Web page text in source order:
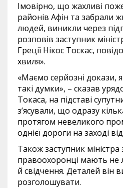
Імовірно, що жахливі
районів Афін та забрали
людей, виникли через
розповів заступник
Греції Нікос Тоскас,
хвиля».
«Маємо серйозні докази,
такі думки», – сказав
Токаса, на підставі
з’ясували, що одразу
протягом невеликого
однієї дороги на заході
Також заступник
правоохоронці мають не
й свідчення. Деталей він
розголошувати.